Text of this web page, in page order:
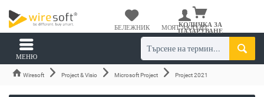
КОЛИЧКА ЗА
ПАЗАРУВАНЕ
БЕЛЕЖНИК МОЯТ АКАУНТ
МЕНЮ
Wiresoft Project & Visio Microsoft Project Project 2021